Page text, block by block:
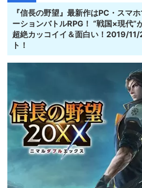
『信長の野望』最新作はPC・スマ
ーションバトルRPG！ “戦国×現代”
超絶カッコイイ＆面白い！2019/
ト！